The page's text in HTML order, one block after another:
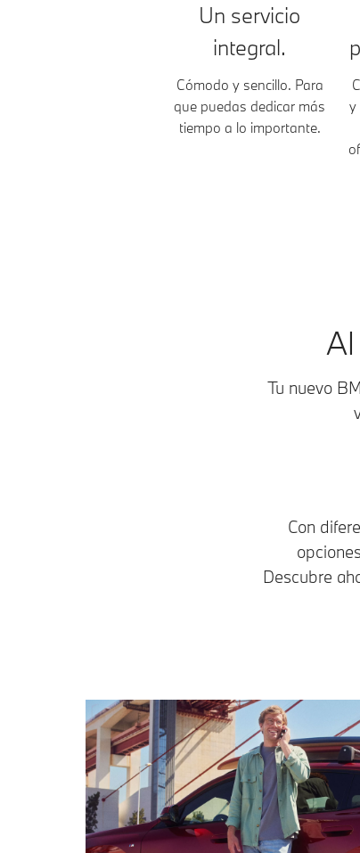
Un servicio
integral.
Cómodo y sencillo. Para
que puedas dedicar más
tiempo a lo importante.
y
Tu nuevo
Con
Descubre